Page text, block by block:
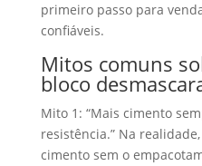
primeiro passo para
confiáveis.
Mitos comuns
bloco
Mito 1: “Mais cimento
resistência.” Na
cimento sem o